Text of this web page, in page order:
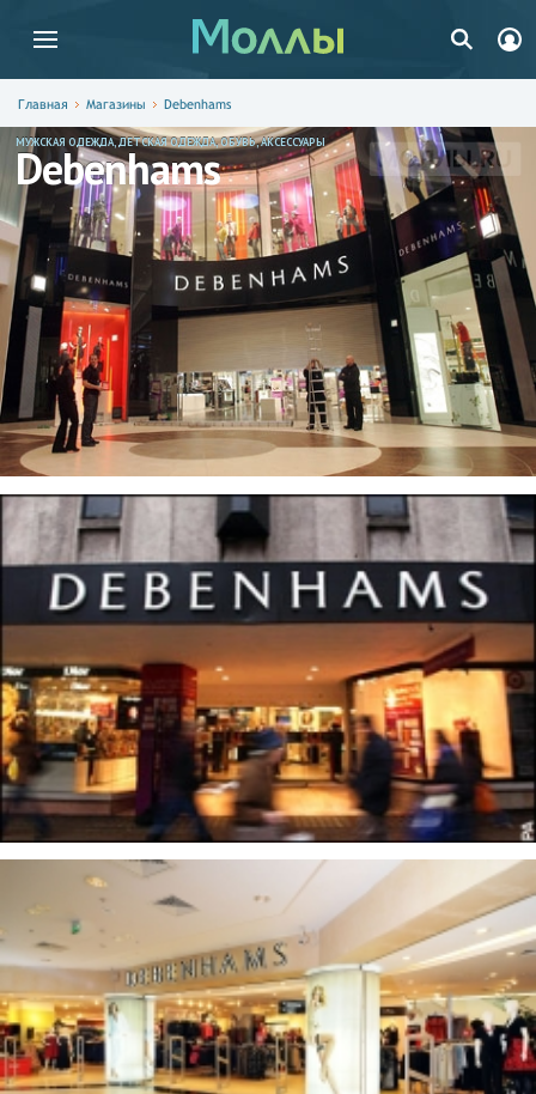
Главная Магазины Debenhams
МУЖСКАЯ ОДЕЖДА, ДЕТСКАЯ ОДЕЖДА, ОБУВЬ, АКСЕССУАРЫ
Debenhams